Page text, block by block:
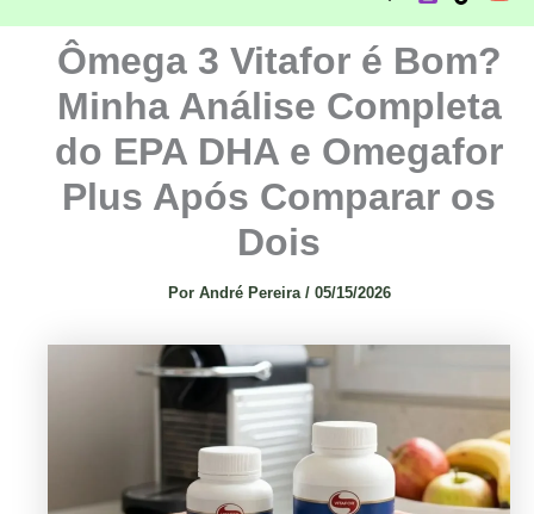
Ômega 3 Vitafor é Bom?
Minha Análise Completa
do EPA DHA e Omegafor
Plus Após Comparar os
Dois
Por André Pereira / 05/15/2026